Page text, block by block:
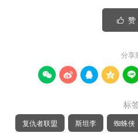
 赞
分享
    
标
复仇者联盟 斯坦李 蜘蛛侠